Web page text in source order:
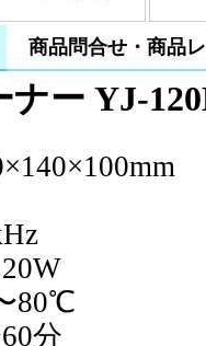
商品問合せ・商品
ー YJ-
80℃
分